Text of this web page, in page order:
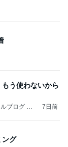
う使わないから
ブログ Po
7日前
ング